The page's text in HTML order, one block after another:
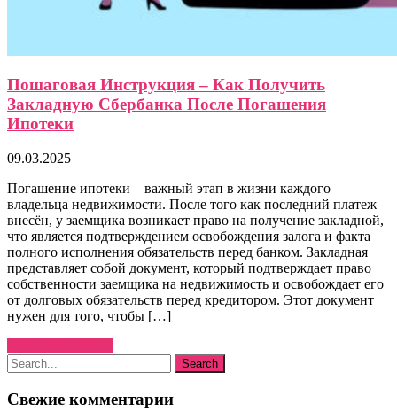
Пошаговая Инструкция – Как Получить
Закладную Сбербанка После Погашения
Ипотеки
09.03.2025
Погашение ипотеки – важный этап в жизни каждого
владельца недвижимости. После того как последний платеж
внесён, у заемщика возникает право на получение закладной,
что является подтверждением освобождения залога и факта
полного исполнения обязательств перед банком. Закладная
представляет собой документ, который подтверждает право
собственности заемщика на недвижимость и освобождает его
от долговых обязательств перед кредитором. Этот документ
нужен для того, чтобы […]
Свежие комментарии